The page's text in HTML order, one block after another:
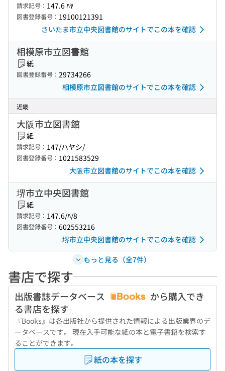
請求記号： 147.6 ﾊﾔ
図書登録番号： 19100121391
さいたま市立中央図書館のサイトでこの本を確認
相模原市立図書館
紙
図書登録番号： 29734266
相模原市立図書館のサイトでこの本を確認
近畿
大阪市立図書館
紙
請求記号： 147/ハヤシ/
図書登録番号： 1021583529
大阪市立図書館のサイトでこの本を確認
堺市立中央図書館
紙
請求記号： 147.6/ﾊ/8
図書登録番号： 602553216
堺市立中央図書館のサイトでこの本を確認
もっと見る（全7件）
書店で探す
出版書誌データベース
から購入でき
る書店を探す
『Books』は各出版社から提供された情報による出版業界のデ
ータベースです。 現在入手可能な紙の本と電子書籍を検索す
ることができます。
紙の本を探す